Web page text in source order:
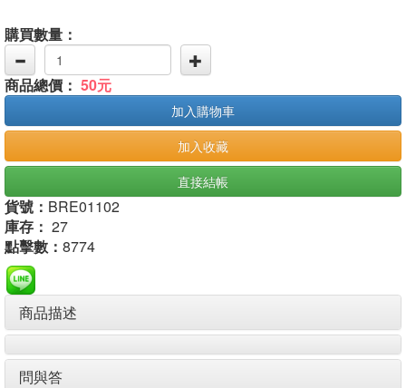
購買數量：
商品總價： 50元
加入購物車
加入收藏
直接結帳
貨號： BRE01102
庫存： 27
點擊數： 8774
商品描述
問與答